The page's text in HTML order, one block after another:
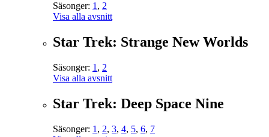
Säsonger: 1 , 2
Visa alla avsnitt
Star Trek: Strange New Worlds
Säsonger: 1 , 2
Visa alla avsnitt
Star Trek: Deep Space Nine
Säsonger: 1 , 2, 3, 4, 5, 6, 7